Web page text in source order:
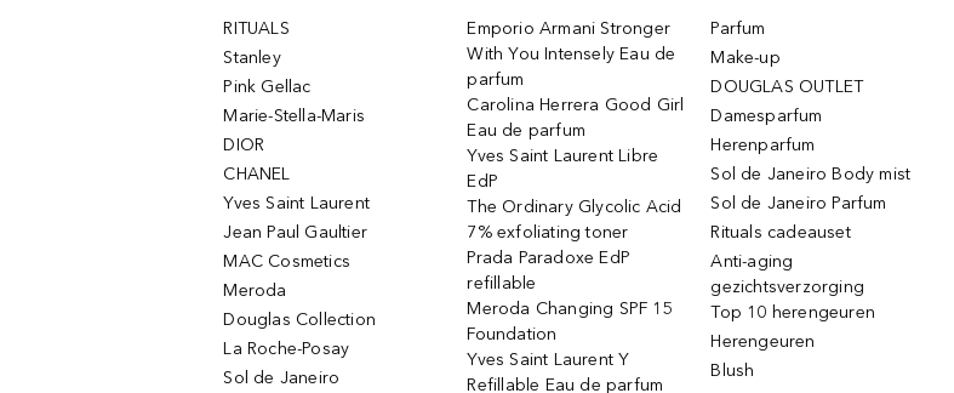
RITUALS
Stanley
Pink Gellac
Marie-Stella-Maris
DIOR
CHANEL
Yves Saint Laurent
Jean Paul Gaultier
MAC Cosmetics
Meroda
Douglas Collection
La Roche-Posay
Sol de Janeiro
Emporio Armani Stronger
With You Intensely Eau de
parfum
Carolina Herrera Good Girl
Eau de parfum
Yves Saint Laurent Libre
EdP
The Ordinary Glycolic Acid
7% exfoliating toner
Prada Paradoxe EdP
refillable
Meroda Changing SPF 15
Foundation
Yves Saint Laurent Y
Refillable Eau de parfum
Parfum
Make-up
DOUGLAS OUTLET
Damesparfum
Herenparfum
Sol de Janeiro Body mist
Sol de Janeiro Parfum
Rituals cadeauset
Anti-aging
gezichtsverzorging
Top 10 herengeuren
Herengeuren
Blush